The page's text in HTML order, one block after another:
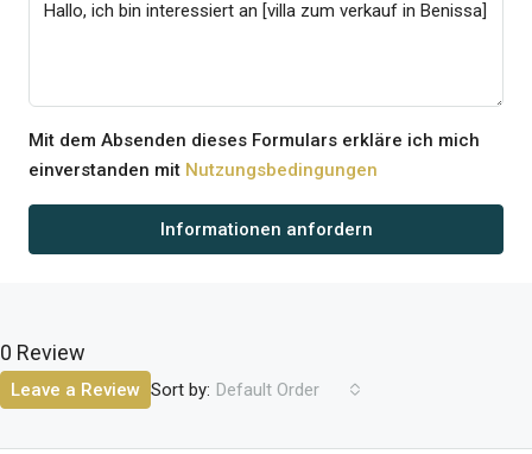
Mit dem Absenden dieses Formulars erkläre ich mich
einverstanden mit Nutzungsbedingungen
Informationen anfordern
0 Review
Sort by: Default Order
Leave a Review